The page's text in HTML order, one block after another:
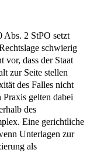
Abs. 2 StPO setzt
schwierig
vor, dass der Staat
zur Seite stellen
des Falles nicht
gelten dabei
des
Eine gerichtliche
Unterlagen zur
als